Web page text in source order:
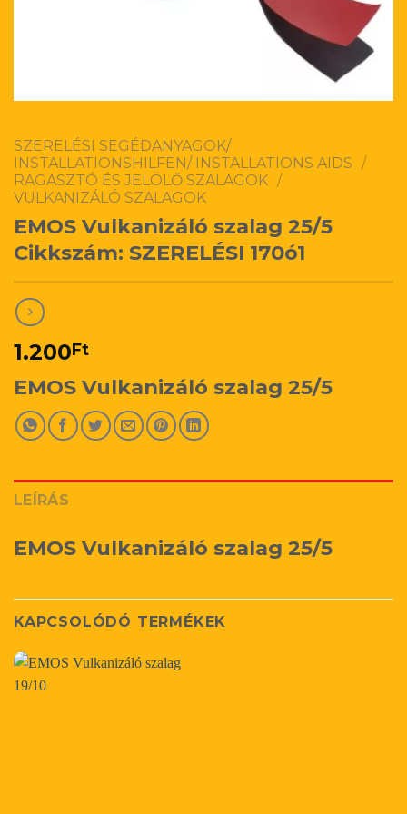
SZERELÉSI SEGÉDANYAGOK/
INSTALLATIONSHILFEN/ INSTALLATIONS AIDS /
RAGASZTÓ ÉS JELÖLŐ SZALAGOK /
VULKANIZÁLÓ SZALAGOK
EMOS Vulkanizáló szalag 25/5
Cikkszám: SZERELÉSI 170ó1
1.200Ft
EMOS Vulkanizáló szalag 25/5
LEÍRÁS
EMOS Vulkanizáló szalag 25/5
KAPCSOLÓDÓ TERMÉKEK